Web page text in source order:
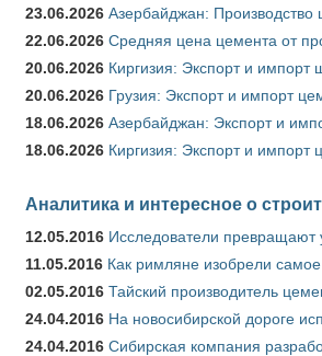
23.06.2026 Азербайджан:
22.06.2026 Средняя цена цемента от
20.06.2026 Киргизия: Экспорт и
20.06.2026 Грузия: Экспорт и импорт
18.06.2026 Азербайджан: Экспорт и
18.06.2026 Киргизия: Экспорт и импорт
Аналитика и интересное о
12.05.2016 Исследователи превращают
11.05.2016 Как римляне изобрели
02.05.2016 Тайский производитель
24.04.2016 На новосибирской дороге
24.04.2016 Сибирская компания